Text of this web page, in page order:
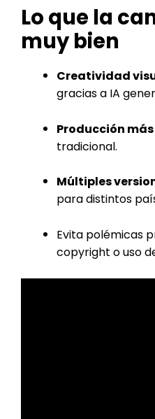
Lo que la
muy bien
Creatividad
gracias a IA
Producción
tradicional.
Múltiples
para distintos
Evita polémicas
copyright o uso